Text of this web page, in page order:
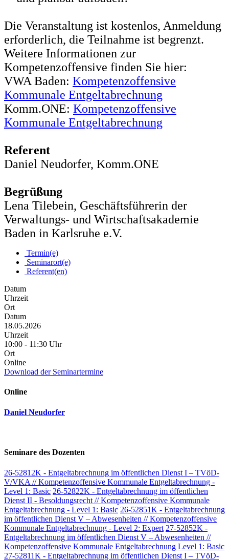
Die Veranstaltung ist kostenlos, Anmeldung
erforderlich, die Teilnahme ist begrenzt.
Weitere Informationen zur
Kompetenzoffensive finden Sie hier:
VWA Baden: Kompetenzoffensive
Kommunale Entgeltabrechnung
Komm.ONE: Kompetenzoffensive
Kommunale Entgeltabrechnung
Referent
Daniel Neudorfer, Komm.ONE
Begrüßung
Lena Tilebein, Geschäftsführerin der
Verwaltungs- und Wirtschaftsakademie
Baden in Karlsruhe e.V.
Termin(e)
Seminarort(e)
Referent(en)
Datum
Uhrzeit
Ort
Datum
18.05.2026
Uhrzeit
10:00 - 11:30 Uhr
Ort
Online
Download der Seminartermine
Online
Daniel Neudorfer
Seminare des Dozenten
26-52812K - Entgeltabrechnung im öffentlichen Dienst I – TVöD-
V/VKA // Kompetenzoffensive Kommunale Entgeltabrechnung -
Level 1: Basic 26-52822K - Entgeltabrechnung im öffentlichen
Dienst II - Besoldungsrecht // Kompetenzoffensive Kommunale
Entgeltabrechnung - Level 1: Basic 26-52851K - Entgeltabrechnung
im öffentlichen Dienst V – Abwesenheiten // Kompetenzoffensive
Kommunale Entgeltabrechnung - Level 2: Expert 27-52852K -
Entgeltabrechnung im öffentlichen Dienst V – Abwesenheiten //
Kompetenzoffensive Kommunale Entgeltabrechnung Level 1: Basic
27-52811K - Entgeltabrechnung im öffentlichen Dienst I – TVöD-